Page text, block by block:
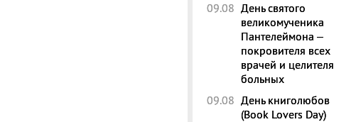
09.08 День святого
великомученика
Пантелеймона –
покровителя всех
врачей и целителя
больных
09.08 День книголюбов
(Book Lovers Day)